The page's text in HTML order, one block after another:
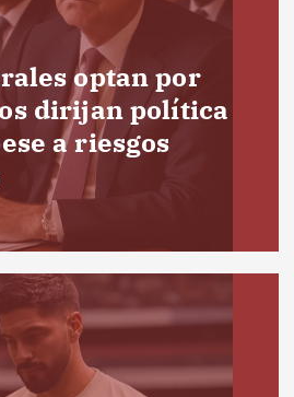
optan por
dirijan política
a riesgos